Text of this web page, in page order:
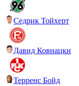
Седрик Тойхерт
Давид Ковнацки
Терренс Бойд